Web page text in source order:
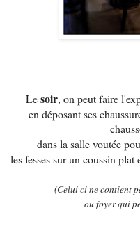
Lesoir, on peut faire
en déposant ses
dans la salle voutée
les fesses sur un coussin
(Celui ci ne contient
ou foyer qui